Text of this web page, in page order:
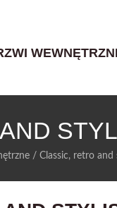
/ Classic, retro and